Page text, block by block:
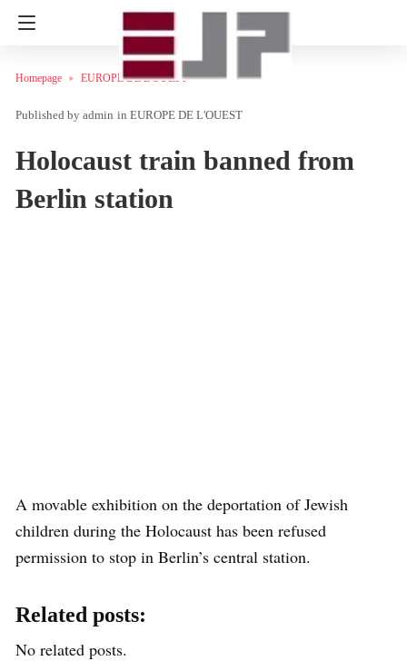
Homepage EUROPE DE L'OUEST
admin in EUROPE DE L'OUEST
Holocaust train banned from
Berlin station
A movable exhibition on the deportation of Jewish
children during the Holocaust has been refused
permission to stop in Berlin’s central station.
Related posts:
No related posts.